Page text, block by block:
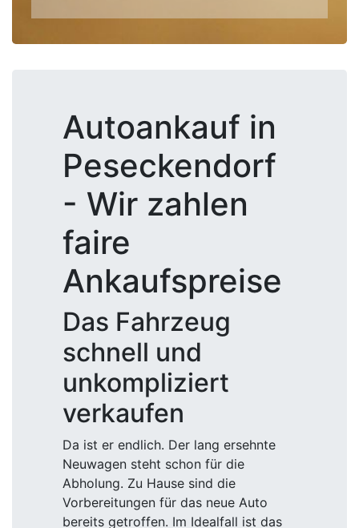
Autoankauf in
Peseckendorf
- Wir zahlen
faire
Ankaufspreise
Das Fahrzeug
schnell und
unkompliziert
verkaufen
Da ist er endlich. Der lang ersehnte
Neuwagen steht schon für die
Abholung. Zu Hause sind die
Vorbereitungen für das neue Auto
bereits getroffen. Im Idealfall ist das